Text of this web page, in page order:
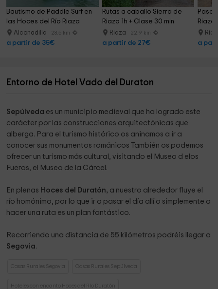
Bautismo de Paddle Surf en
las Hoces del Río Riaza
Alconadilla 28.5 km
a partir de 35€
Rutas a caballo Sierra de
Riaza 1h + Clase 30 min
Riaza 22.9 km
a partir de 27€ a
Entorno de Hotel Vado del Duraton
Sepúlveda es un municipio medieval que ha logrado este
carácter por las construcciones arquitectónicas que
alberga. Para el turismo histórico os aninamos a ir a
conocer sus monumentos románicos También os podemos
ofrecer un turismo más cultural, visitando el Museo d elos
Fueros, el Museo de la Cárcel.
En plenas Hoces del Duratón, a nuestro alrededor fluye el
río homónimo, por lo que ir a pasar el día allí o simplemente a
hacer una ruta es un plan fantástico.
Recorriendo una distancia de 55 kilómetros podréis llegar a
Segovia.
Casas Rurales Segovia Casas Rurales Sepúlveda
Hoteles con encanto Hoces del Río Duratón